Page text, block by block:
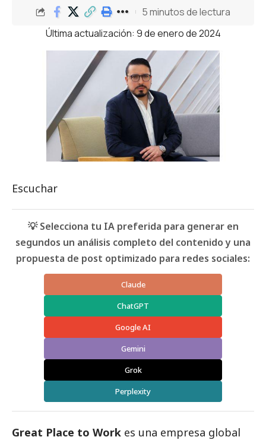
Última actualización: 9 de enero de 2024
5 minutos de lectura
Escuchar
💡 Selecciona tu IA preferida para generar en
segundos un análisis completo del contenido y una
propuesta de post optimizado para redes sociales:
Claude
ChatGPT
Google AI
Gemini
Grok
Perplexity
Great Place to Work es una empresa global